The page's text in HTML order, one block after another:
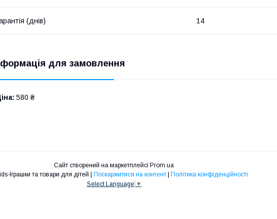
(днів) 14
для замовлення
580 ₴
Сайт створений на маркетплейсі Prom.ua
Maksikids-Іграшки та товари для дітей | Поскаржитися на контент | Політика конфіденційності
Select Language ▼